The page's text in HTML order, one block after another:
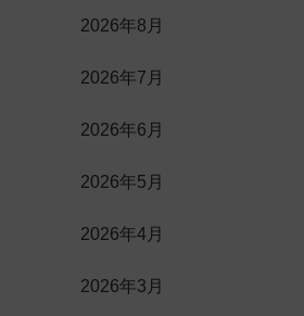
2026年8月
2026年7月
2026年6月
2026年5月
2026年4月
2026年3月